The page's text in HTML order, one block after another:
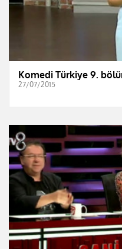
Komedi Türkiye 9.
27/07/2015